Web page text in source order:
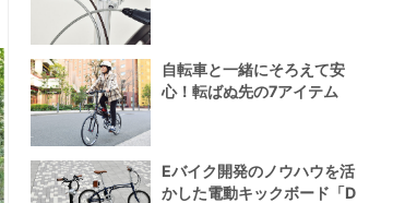
自転車と一緒にそろえて安
心！転ばぬ先の7アイテム
Eバイク開発のノウハウを活
かした電動キックボード「D